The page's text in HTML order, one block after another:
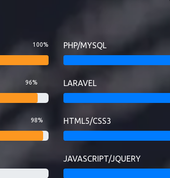
100%
96%
98%
PHP/MYSQL
LARAVEL
HTML5/CSS3
JAVASCRIPT/JQUERY